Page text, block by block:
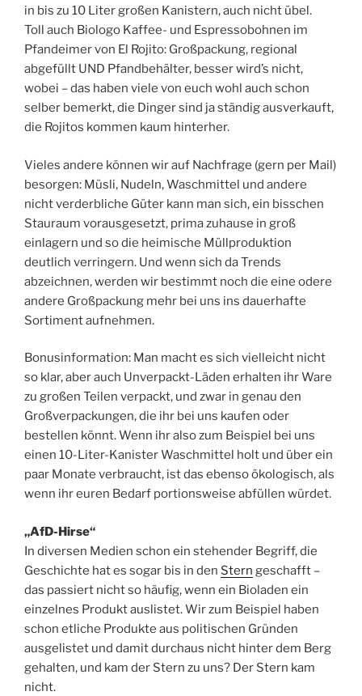
in bis zu 10 Liter großen Kanistern, auch nicht übel.
Toll auch Biologo Kaffee- und Espressobohnen im
Pfandeimer von El Rojito: Großpackung, regional
abgefüllt UND Pfandbehälter, besser wird’s nicht,
wobei – das haben viele von euch wohl auch schon
selber bemerkt, die Dinger sind ja ständig ausverkauft,
die Rojitos kommen kaum hinterher.
Vieles andere können wir auf Nachfrage (gern per Mail)
besorgen: Müsli, Nudeln, Waschmittel und andere
nicht verderbliche Güter kann man sich, ein bisschen
Stauraum vorausgesetzt, prima zuhause in groß
einlagern und so die heimische Müllproduktion
deutlich verringern. Und wenn sich da Trends
abzeichnen, werden wir bestimmt noch die eine odere
andere Großpackung mehr bei uns ins dauerhafte
Sortiment aufnehmen.
Bonusinformation: Man macht es sich vielleicht nicht
so klar, aber auch Unverpackt-Läden erhalten ihr Ware
zu großen Teilen verpackt, und zwar in genau den
Großverpackungen, die ihr bei uns kaufen oder
bestellen könnt. Wenn ihr also zum Beispiel bei uns
einen 10-Liter-Kanister Waschmittel holt und über ein
paar Monate verbraucht, ist das ebenso ökologisch, als
wenn ihr euren Bedarf portionsweise abfüllen würdet.
„AfD-Hirse“
In diversen Medien schon ein stehender Begriff, die
Geschichte hat es sogar bis in den Stern geschafft –
das passiert nicht so häufig, wenn ein Bioladen ein
einzelnes Produkt auslistet. Wir zum Beispiel haben
schon etliche Produkte aus politischen Gründen
ausgelistet und damit durchaus nicht hinter dem Berg
gehalten, und kam der Stern zu uns? Der Stern kam
nicht.